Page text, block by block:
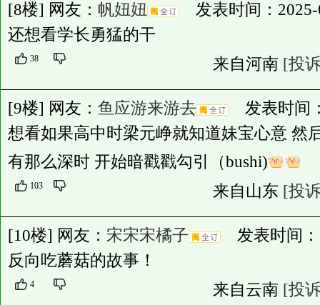
[8楼] 网友： 帆妞妞
发表时间：2025-
还想看学长勇猛的干
38 来自河南 [投
[9楼] 网友： 鱼应游来游去
发表时间
想看如果高中时梁元峥就知道妹宝心意 然
有那么深时 开始暗戳戳勾引（bushi)
103 来自山东 [投
[10楼] 网友： 宋宋宋橘子
发表时间：
反向吃蘑菇的故事！
4 来自云南 [投